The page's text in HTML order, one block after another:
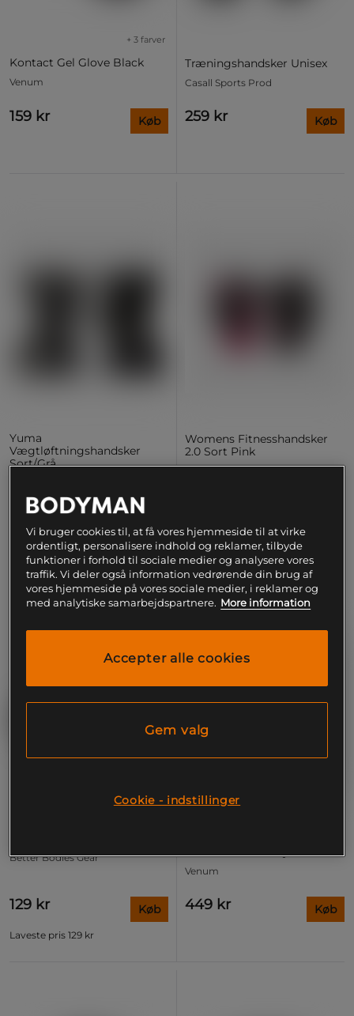
Kontact Gel Glove Black
+ 3 farver
Venum
159 kr Køb
Træningshandsker Unisex
Casall Sports Prod
259 kr Køb
Yuma
Vægtløftningshandsker
Sort/Grå
149 kr
Womens Fitnesshandsker
2.0 Sort Pink
Gorilla Wear Gear
PRISFUND
Better Bodies Gear
129 kr
Laveste pris 129 kr
Køb
Venum
449 kr Køb
Vi bruger cookies til, at få vores hjemmeside til at virke
ordentligt, personalisere indhold og reklamer, tilbyde
funktioner i forhold til sociale medier og analysere vores
traffik. Vi deler også information vedrørende din brug af
vores hjemmeside på vores sociale medier, i reklamer og
med analytiske samarbejdspartnere. More information
Accepter alle cookies
Gem valg
Cookie - indstillinger